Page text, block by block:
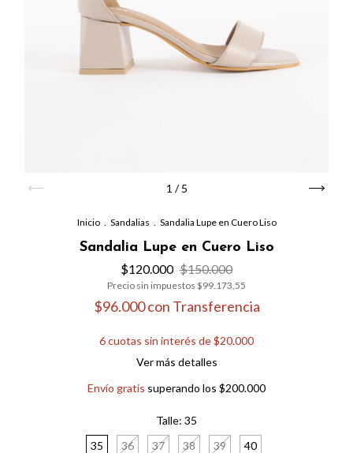
1 /5
Inicio Sandalias Sandalia Lupe en Cuero Liso
Sandalia Lupe en Cuero Liso
$120.000 $150.000
Precio sin impuestos $99.173,55
$96.000con Transferencia
6cuotas sin interés de$20.000
Ver más detalles
Envío gratis superando los $200.000
Talle: 35
35
36 37 38 39 40